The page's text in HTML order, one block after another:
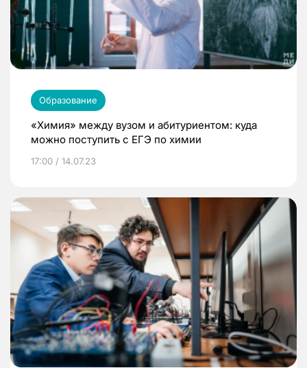
Образование
«Химия» между вузом и абитуриентом: куда
можно поступить с ЕГЭ по химии
17:00 / 14.07.23